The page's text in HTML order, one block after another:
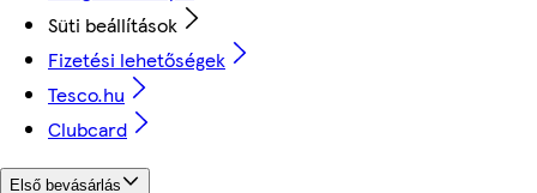
Süti beállítások
Fizetési lehetőségek
Tesco.hu
Clubcard
Első bevásárlás